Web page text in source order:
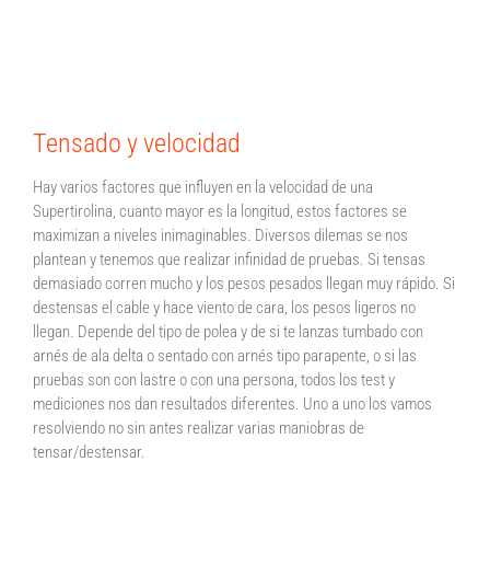
Tensado y velocidad
Hay varios factores que influyen en la velocidad de una
Supertirolina, cuanto mayor es la longitud, estos factores se
maximizan a niveles inimaginables. Diversos dilemas se nos
plantean y tenemos que realizar infinidad de pruebas. Si tensas
demasiado corren mucho y los pesos pesados llegan muy rápido. Si
destensas el cable y hace viento de cara, los pesos ligeros no
llegan. Depende del tipo de polea y de si te lanzas tumbado con
arnés de ala delta o sentado con arnés tipo parapente, o si las
pruebas son con lastre o con una persona, todos los test y
mediciones nos dan resultados diferentes. Uno a uno los vamos
resolviendo no sin antes realizar varias maniobras de
tensar/destensar.